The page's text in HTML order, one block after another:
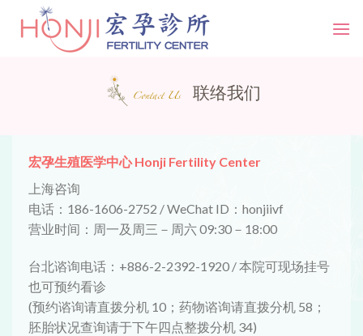
Contact Us 联络我们
宏孕生殖医学中心 Honji Fertility Center
上海咨询
电话：186-1606-2752 / WeChat ID：honjiivf
营业时间：周一及周三－周六 09:30－18:00
台北谘询电话：+886-2-2392-1920 / 本院可现场挂号
也可预约看诊
(预约谘询请直拨分机 10；药物谘询请直拨分机 58；
胚胎状况查询请于下午四点整拨分机 34)